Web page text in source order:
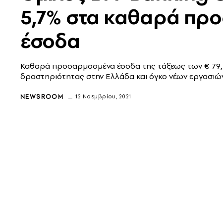
5,7% στα καθαρά
έσοδα
Καθαρά προσαρμοσμένα έσοδα της τάξεως των €
δραστηριότητας στην Ελλάδα και όγκο νέων
NEWSROOM 12 Νοεμβρίου, 2021